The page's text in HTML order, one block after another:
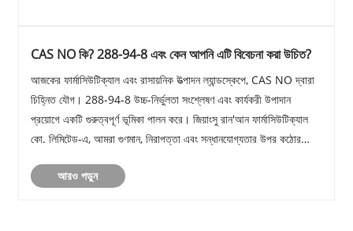
CAS NO কি? 288-94-8 এবং কেন আপনি এটি বিবেচনা করা উচিত?
আজকের ফার্মাসিউটিক্যাল এবং রাসায়নিক উত্পাদন ল্যান্ডস্কেপে, CAS NO দ্বারা
চিহ্নিত যৌগ। 288-94-8 উচ্চ-নির্ভুলতা সংশ্লেষণ এবং কার্যকরী উপাদান
প্রয়োগে একটি গুরুত্বপূর্ণ ভূমিকা পালন করে। জিয়াংসু রান'আন ফার্মাসিউটিক্যাল
কো. লিমিটেড-এ, আমরা গুণমান, নিরাপত্তা এবং সন্ধানযোগ্যতার উপর কঠোর
আরও পড়ুন